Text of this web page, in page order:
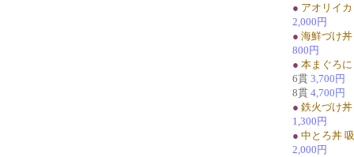
● アオリイ
2,000円
● 海鮮づけ
800円
● 本まぐろ
6貫 3,700円
8貫 4,700円
● 鉄火づけ
1,300円
● 中とろ丼
2,000円